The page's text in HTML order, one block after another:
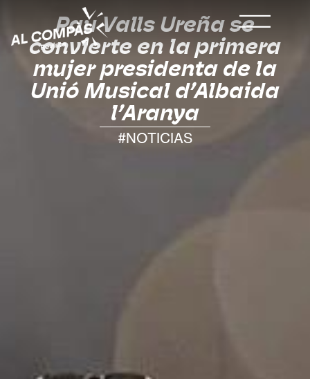
Pau Valls Ureña se
convierte en la primera
mujer presidenta de la
Unió Musical d’Albaida
l’Aranya
#NOTICIAS